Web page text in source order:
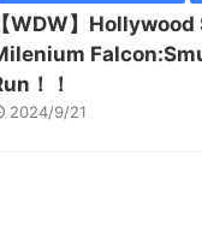
【WDW】
！！
2024/9/21